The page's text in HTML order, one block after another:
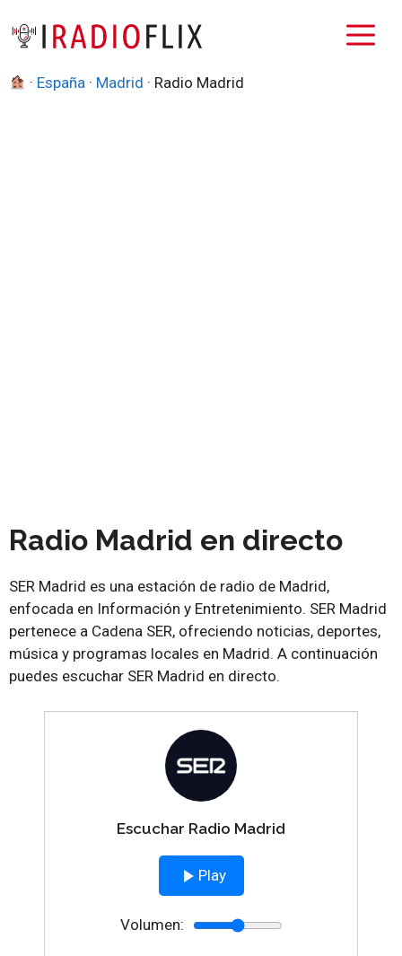
· España · Madrid · Radio Madrid
Radio Madrid en directo
SER Madrid es una estación de radio de Madrid,
enfocada en Información y Entretenimiento. SER Madrid
pertenece a Cadena SER, ofreciendo noticias, deportes,
música y programas locales en Madrid. A continuación
puedes escuchar SER Madrid en directo.
Escuchar Radio Madrid
Play
Volumen: